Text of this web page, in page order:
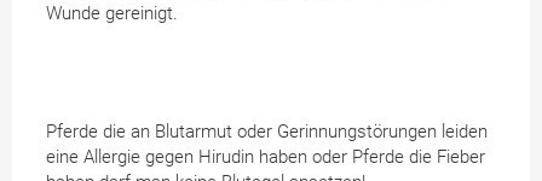
Wunde gereinigt.
Pferde die an Blutarmut oder Gerinnungstörungen leiden
eine Allergie gegen Hirudin haben oder Pferde die Fieber